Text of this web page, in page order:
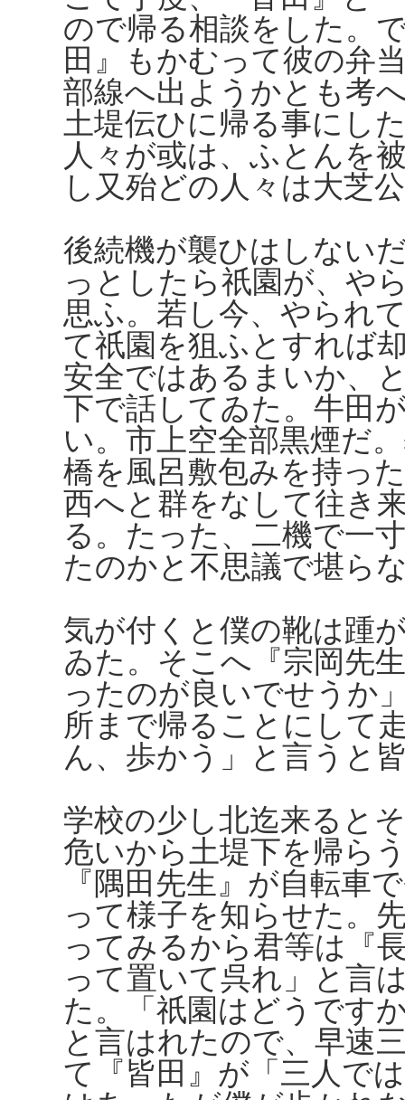
ので帰る相談をした。
田』もかむって彼の弁
部線へ出ようかとも考
土堤伝ひに帰る事にし
人々が或は、ふとんを
し又殆どの人々は大芝
後続機が襲ひはしない
っとしたら祇園が、や
思ふ。若し今、やられ
て祇園を狙ふとすれば
安全ではあるまいか、
下で話してゐた。牛田
い。市上空全部黒煙だ
橋を風呂敷包みを持っ
西へと群をなして往き
る。たった、二機で一
たのかと不思議で堪ら
気が付くと僕の靴は踵
ゐた。そこへ『宗岡先
ったのが良いでせうか
所まで帰ることにして
ん、歩かう」と言うと
学校の少し北迄来ると
危いから土堤下を帰ら
『隅田先生』が自転車
って様子を知らせた。
ってみるから君等は『
って置いて呉れ」と言
た。「祇園はどうです
と言はれたので、早速
て『皆田』が「三人で